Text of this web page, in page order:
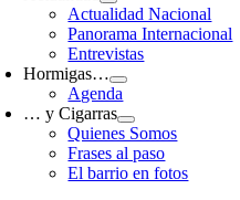
Actualidad Nacional
Panorama Internacional
Entrevistas
Hormigas…
Agenda
… y Cigarras
Quienes Somos
Frases al paso
El barrio en fotos